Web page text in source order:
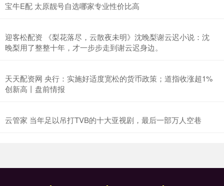
宝牛E配 太原靓号自选哪家专业性价比高
迎客松配资 《梨花落尽，云散夜未明》沈晚梨谢云迟小说：沈
晚梨用了整整十年，才一步步走到谢云迟身边。
天天配资网 央行：实施好适度宽松的货币政策；道指收涨超1%
创新高丨盘前情报
云管家 当年足以吊打TVB的十大亚视剧，最后一部万人空巷